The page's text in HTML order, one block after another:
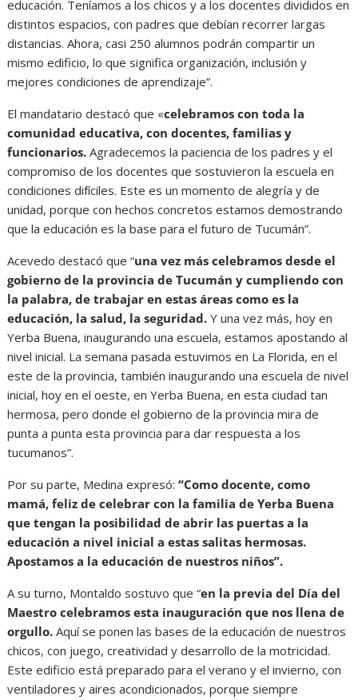
educación. Teníamos a los chicos y a los docentes divididos en
distintos espacios, con padres que debían recorrer largas
distancias. Ahora, casi 250 alumnos podrán compartir un
mismo edificio, lo que significa organización, inclusión y
mejores condiciones de aprendizaje”.
El mandatario destacó que «celebramos con toda la
comunidad educativa, con docentes, familias y
funcionarios. Agradecemos la paciencia de los padres y el
compromiso de los docentes que sostuvieron la escuela en
condiciones difíciles. Este es un momento de alegría y de
unidad, porque con hechos concretos estamos demostrando
que la educación es la base para el futuro de Tucumán”.
Acevedo destacó que “una vez más celebramos desde el
gobierno de la provincia de Tucumán y cumpliendo con
la palabra, de trabajar en estas áreas como es la
educación, la salud, la seguridad.Y una vez más, hoy en
Yerba Buena, inaugurando una escuela, estamos apostando al
nivel inicial. La semana pasada estuvimos en La Florida, en el
este de la provincia, también inaugurando una escuela de nivel
inicial, hoy en el oeste, en Yerba Buena, en esta ciudad tan
hermosa, pero donde el gobierno de la provincia mira de
punta a punta esta provincia para dar respuesta a los
tucumanos”.
Por su parte, Medina expresó:“Como docente, como
mamá, feliz de celebrar con la familia de Yerba Buena
que tengan la posibilidad de abrir las puertas a la
educación a nivel inicial a estas salitas hermosas.
Apostamos a la educación de nuestros niños”.
A su turno, Montaldo sostuvo que “en la previa del Día del
Maestro celebramos esta inauguración que nos llena de
orgullo. Aquí se ponen las bases de la educación de nuestros
chicos, con juego, creatividad y desarrollo de la motricidad.
Este edificio está preparado para el verano y el invierno, con
ventiladores y aires acondicionados, porque siempre